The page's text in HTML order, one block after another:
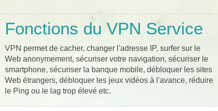
Fonctions du VPN Service
VPN permet de cacher, changer l'adresse IP, surfer sur le
Web anonymement, sécuriser votre navigation, sécuriser le
smartphone, sécuriser la banque mobile, débloquer les sites
Web étrangers, débloquer les jeux vidéos à l'avance, réduire
le Ping ou le lag trop élevé etc.